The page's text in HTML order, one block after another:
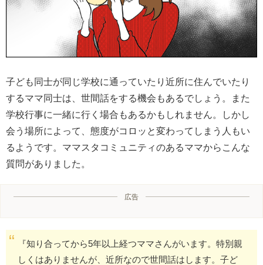
子ども同士が同じ学校に通っていたり近所に住んでいたり
するママ同士は、世間話をする機会もあるでしょう。また
学校行事に一緒に行く場合もあるかもしれません。しかし
会う場所によって、態度がコロッと変わってしまう人もい
るようです。ママスタコミュニティのあるママからこんな
質問がありました。
広告
『知り合ってから5年以上経つママさんがいます。特別親
しくはありませんが、近所なので世間話はします。子ど